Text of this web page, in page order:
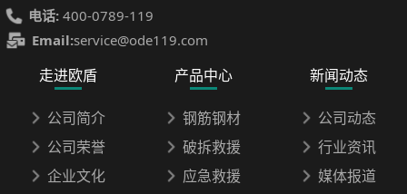
电话: 400-0789-119
Email:service@ode119.com
走进欧盾
公司简介
公司荣誉
企业文化
产品中心
钢筋钢材
破拆救援
应急救援
新闻动态
公司动态
行业资讯
媒体报道